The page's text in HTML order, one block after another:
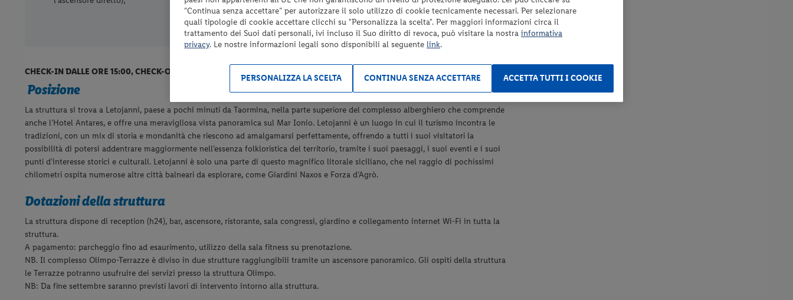
“Servizi inclusi.”
CHECK-IN DALLE ORE 15:00, CHECK-OUT ENTRO LE ORE 10:00
Posizione
La struttura si trova a Letojanni, paese a pochi minuti da Taormina, nella parte superiore del complesso alberghiero che comprende
anche l’Hotel Antares, e offre una meravigliosa vista panoramica sul Mar Ionio. Letojanni è un luogo in cui il turismo incontra le
tradizioni, con un mix di storia e mondanità che riescono ad amalgamarsi perfettamente, offrendo a tutti i suoi visitatori la
possibilità di potersi addentrare maggiormente nell’essenza folkloristica del territorio, tramite i suoi paesaggi, i suoi eventi e i suoi
punti d’interesse storici e culturali. Letojanni è solo una parte di questo magnifico litorale siciliano, che nel raggio di pochissimi
chilometri ospita numerose altre città balneari da esplorare, come Giardini Naxos e Forza d’Agrò.
Dotazioni della struttura
La struttura dispone di reception (h24), bar, ascensore, ristorante, sala congressi, giardino e collegamento internet Wi-Fi in tutta la
struttura.
A pagamento: parcheggio fino ad esaurimento, utilizzo della sala fitness su prenotazione.
NB. Il complesso Olimpo-Terrazze è diviso in due strutture raggiungibili tramite un ascensore panoramico. Gli ospiti della struttura
le Terrazze potranno usufruire dei servizi presso la struttura Olimpo.
NB: Da fine settembre saranno previsti lavori di intervento intorno alla struttura.
“Continua senza accettare” per autorizzare il solo utilizzo di cookie tecnicamente necessari. Per selezionare
quali tipologie di cookie accettare clicchi su "Personalizza la scelta". Per maggiori informazioni circa il
trattamento dei Suoi dati personali, ivi incluso il Suo diritto di revoca, può visitare la nostra informativa
privacy. Le nostre informazioni legali sono disponibili al seguente link.
ACCETTA TUTTI I COOKIE
CONTINUA SENZA ACCETTARE
PERSONALIZZA LA SCELTA